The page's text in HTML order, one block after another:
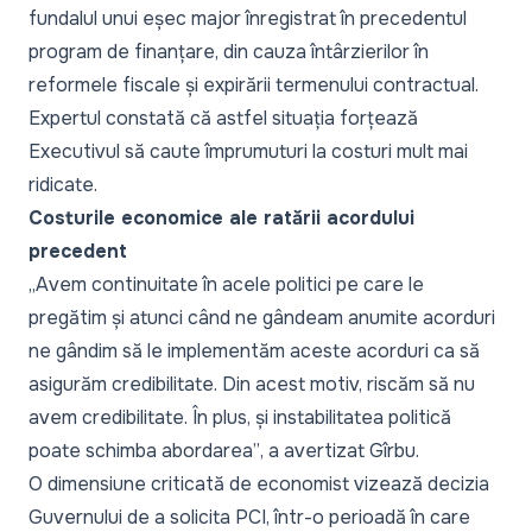
fundalul unui eșec major înregistrat în precedentul
program de finanțare, din cauza întârzierilor în
reformele fiscale și expirării termenului contractual.
Expertul constată că astfel situația forțează
Executivul să caute împrumuturi la costuri mult mai
ridicate.
Costurile economice ale ratării acordului
precedent
„Avem continuitate în acele politici pe care le
pregătim și atunci când ne gândeam anumite acorduri
ne gândim să le implementăm aceste acorduri ca să
asigurăm credibilitate. Din acest motiv, riscăm să nu
avem credibilitate. În plus, și instabilitatea politică
poate schimba abordarea”, a avertizat Gîrbu.
O dimensiune criticată de economist vizează decizia
Guvernului de a solicita PCI, într-o perioadă în care